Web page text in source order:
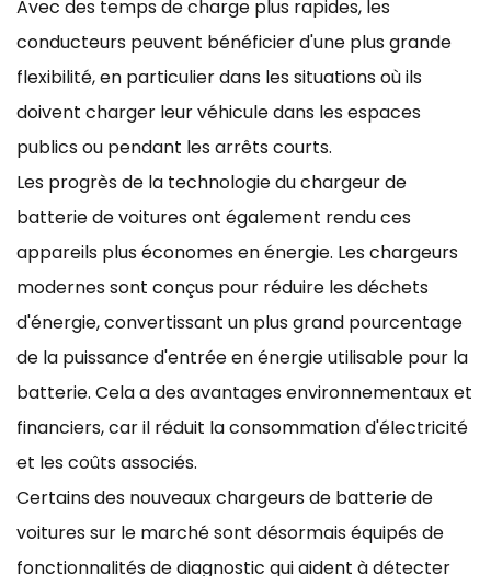
Avec des temps de charge plus rapides, les
conducteurs peuvent bénéficier d'une plus grande
flexibilité, en particulier dans les situations où ils
doivent charger leur véhicule dans les espaces
publics ou pendant les arrêts courts.
Les progrès de la technologie du chargeur de
batterie de voitures ont également rendu ces
appareils plus économes en énergie. Les chargeurs
modernes sont conçus pour réduire les déchets
d'énergie, convertissant un plus grand pourcentage
de la puissance d'entrée en énergie utilisable pour la
batterie. Cela a des avantages environnementaux et
financiers, car il réduit la consommation d'électricité
et les coûts associés.
Certains des nouveaux chargeurs de batterie de
voitures sur le marché sont désormais équipés de
fonctionnalités de diagnostic qui aident à détecter